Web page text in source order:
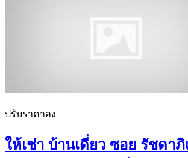
ปรับราคาลง
ให้เช่า บ้านเดี่ยว ซอย รัชดา